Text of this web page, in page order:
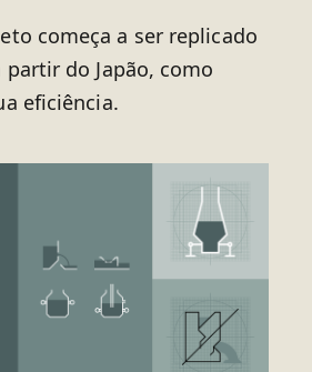
começa a ser replicado
do Japão, como
eficiência.